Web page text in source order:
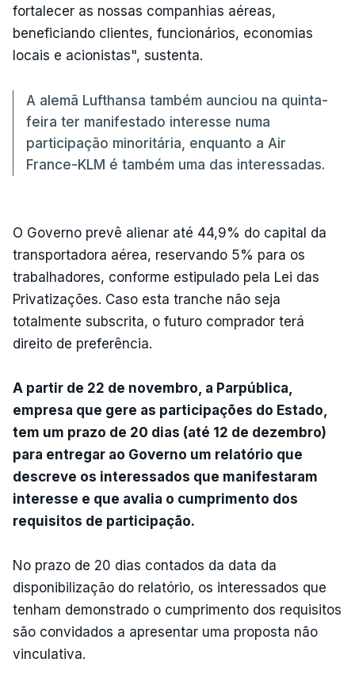
fortalecer as nossas companhias aéreas,
beneficiando clientes, funcionários, economias
locais e acionistas", sustenta.
A alemã Lufthansa também aunciou na quinta-
feira ter manifestado interesse numa
participação minoritária, enquanto a Air
France-KLM é também uma das interessadas.
O Governo prevê alienar até 44,9% do capital da
transportadora aérea, reservando 5% para os
trabalhadores, conforme estipulado pela Lei das
Privatizações. Caso esta tranche não seja
totalmente subscrita, o futuro comprador terá
direito de preferência.
A partir de 22 de novembro, a Parpública,
empresa que gere as participações do Estado,
tem um prazo de 20 dias (até 12 de dezembro)
para entregar ao Governo um relatório que
descreve os interessados que manifestaram
interesse e que avalia o cumprimento dos
requisitos de participação.
No prazo de 20 dias contados da data da
disponibilização do relatório, os interessados que
tenham demonstrado o cumprimento dos requisitos
são convidados a apresentar uma proposta não
vinculativa.